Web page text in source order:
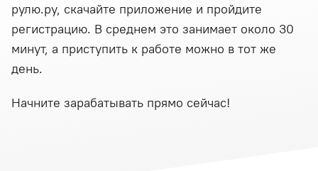
рулю.ру, скачайте приложение и пройдите
регистрацию. В среднем это занимает около 30
минут, а приступить к работе можно в тот же
день.
Начните зарабатывать прямо сейчас!